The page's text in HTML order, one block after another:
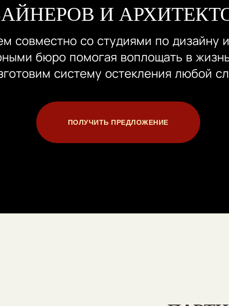
И
совместно со студиями по дизайну
бюро помогая воплощать в
систему остекления любой
ПОЛУЧИТЬ ПРЕДЛОЖЕНИЕ